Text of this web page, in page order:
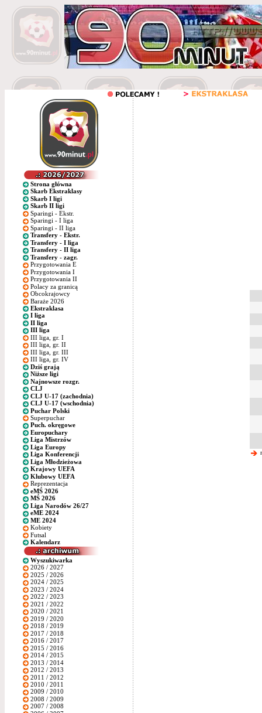
Strona główna
Skarb Ekstraklasy
Skarb I ligi
Skarb II ligi
Sparingi - Ekstr.
Sparingi - I liga
Sparingi - II liga
Transfery - Ekstr.
Transfery - I liga
Transfery - II liga
Transfery - zagr.
Przygotowania E
Przygotowania I
Przygotowania II
Polacy za granicą
Obcokrajowcy
Baraże 2026
Ekstraklasa
I liga
II liga
III liga
III liga, gr. I
III liga, gr. II
III liga, gr. III
III liga, gr. IV
Dziś grają
Niższe ligi
Najnowsze rozgr.
CLJ
CLJ U-17 (zachodnia)
CLJ U-17 (wschodnia)
Puchar Polski
Superpuchar
Puch. okręgowe
Europuchary
Liga Mistrzów
Liga Europy
Liga Konferencji
Liga Młodzieżowa
Krajowy UEFA
Klubowy UEFA
Reprezentacja
eMŚ 2026
MŚ 2026
Liga Narodów 26/27
eME 2024
ME 2024
Kobiety
Futsal
Kalendarz
Wyszukiwarka
2026 / 2027
2025 / 2026
2024 / 2025
2023 / 2024
2022 / 2023
2021 / 2022
2020 / 2021
2019 / 2020
2018 / 2019
2017 / 2018
2016 / 2017
2015 / 2016
2014 / 2015
2013 / 2014
2012 / 2013
2011 / 2012
2010 / 2011
2009 / 2010
2008 / 2009
2007 / 2008